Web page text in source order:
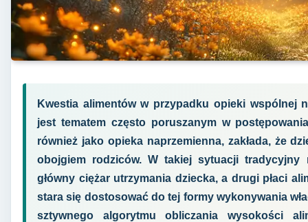
Kwestia alimentów w przypadku opieki wspólnej
jest tematem często poruszanym w
również jako opieka naprzemienna, zakłada, że
obojgiem rodziców. W takiej sytuacji
główny ciężar utrzymania dziecka, a drugi płaci
stara się dostosować do tej formy wykonywania
sztywnego algorytmu obliczania wysokości